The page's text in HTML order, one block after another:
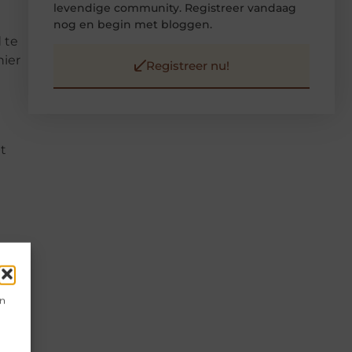
te
levendige community. Registreer vandaag
nog en begin met bloggen.
Registreer nu!